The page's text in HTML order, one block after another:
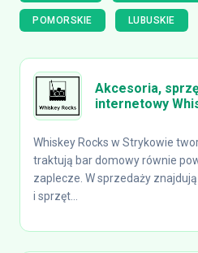
POMORSKIE LUBUSKIE
Akcesoria,
internetowy
Whiskey Rocks w Strykowie
traktują bar domowy równie
zaplecze. W sprzedaży
i sprzęt...